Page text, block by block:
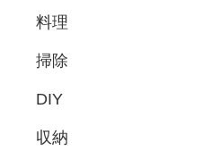
料理
掃除
DIY
収納